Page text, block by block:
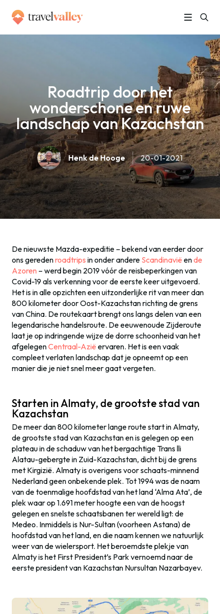
Roadtrip door het
wonderschone en ruwe
landschap van Kazachstan
Henk de Hooge 20-01-2021
De nieuwste Mazda-expeditie – bekend van eerder door
ons geredenroadtrips in onder andere Scandinavië ende
Azoren – werd begin 2019 vóór de reisbeperkingen van
Covid-19 als verkenning voor de eerste keer uitgevoerd.
Het is in alle opzichten een uitzonderlijke rit van meer dan
800 kilometer door Oost-Kazachstan richting de grens
van China. De routekaart brengt ons langs delen van een
legendarische handelsroute. De eeuwenoude Zijderoute
laat je op indringende wijze de dorre schoonheid van het
afgelegenCentraal-Azië ervaren. Het is een vaak
compleet verlaten landschap dat je opneemt op een
manier die je niet snel meer gaat vergeten.
Starten in Almaty, de grootste stad van
Kazachstan
De meer dan 800 kilometer lange route start in Almaty,
de grootste stad van Kazachstan en is gelegen op een
plateau in de schaduw van het bergachtige Trans lli
Alatau-gebergte in Zuid-Kazachstan, dicht bij de grens
met Kirgizië. Almaty is overigens voor schaats-minnend
Nederland geen onbekende plek. Tot 1994 was de naam
van de toenmalige hoofdstad van het land ‘Alma Ata’, de
plek waar op 1.691 meter hoogte een van de hoogst
gelegen en snelste schaatsbanen ter wereld ligt: de
Medeo. Inmiddels is Nur-Sultan (voorheen Astana) de
hoofdstad van het land, en die naam kennen we natuurlijk
weer van de wielersport. Het beroemdste plekje van
Almaty is het First President’s Park vernoemd naar de
eerste president van Kazachstan Nursultan Nazarbayev.